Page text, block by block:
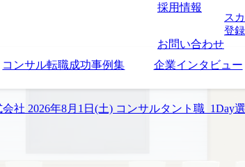
採用情報
お問い合わせ
ス
登
コンサル転職成功事例集 企業インタビュー
社 2026年8月1日(土) コンサルタント職_1Day